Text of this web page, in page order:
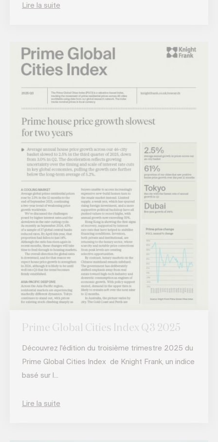
Lire la suite
Prime Global Cities Index Q3 2025
Découvrez l'édition du troisième trimestre 2025 du
Prime Global Cities Index de Knight Frank, un indice
basé sur l...
Lire la suite